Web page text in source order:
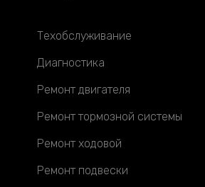
Техобслуживание
Диагностика
Ремонт двигателя
Ремонт тормозной системы
Ремонт ходовой
Ремонт подвески